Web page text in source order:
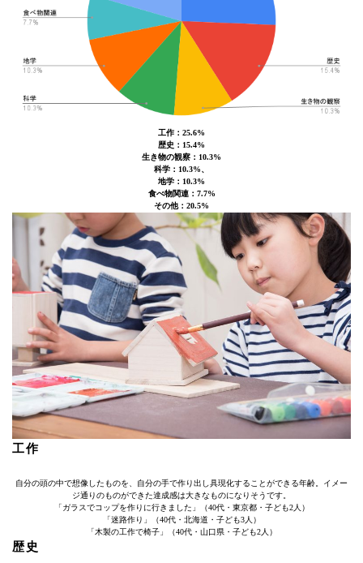
工作：25.6%
歴史：15.4%
生き物の観察：10.3%
科学：10.3%、
地学：10.3%
食べ物関連：7.7%
その他：20.5%
工作
自分の頭の中で想像したものを、自分の手で作り出し具現化することができる年齢。イメー
ジ通りのものができた達成感は大きなものになりそうです。
「ガラスでコップを作りに行きました」（40代・東京都・子ども2人）
「迷路作り」（40代・北海道・子ども3人）
「木製の工作で椅子」（40代・山口県・子ども2人）
歴史